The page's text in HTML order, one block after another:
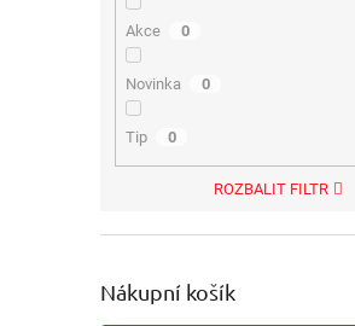
Akce 0
Novinka 0
Tip 0
ROZBALIT FILTR
Nákupní košík